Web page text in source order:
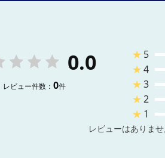
0.0
レビュー件数： 0件
★ 5
★4
★3
★2
★ 1
レビューはありませ